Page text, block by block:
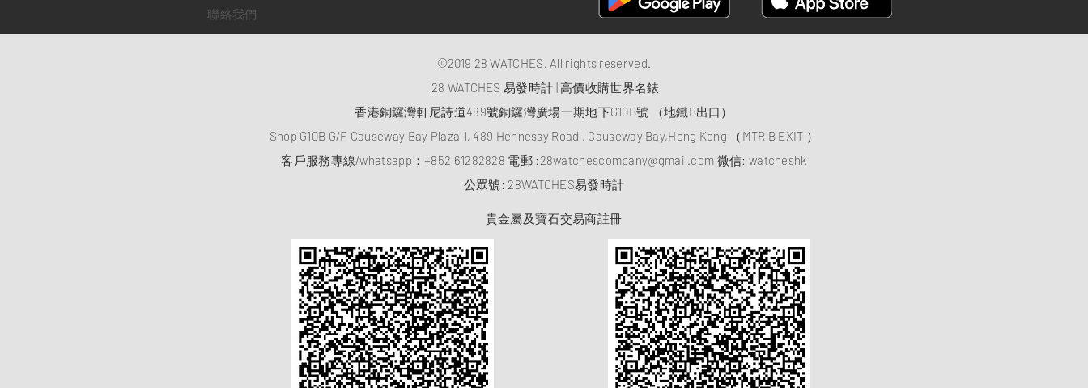
聯絡我們
©2019 28 WATCHES. All rights reserved.
28 WATCHES 易發時計 | 高價收購世界名錶
香港銅鑼灣軒尼詩道489號銅鑼灣廣場一期地下G10B號 （地鐵B出口）
Shop G10B G/F Causeway Bay Plaza 1, 489 Hennessy Road , Causeway Bay,Hong Kong （MTR B EXIT ）
客戶服務專線/whatsapp：+852 61282828 電郵 : 28watchescompany@gmail.com 微信: watcheshk
​公眾號: 28WATCHES易發時計
貴金屬及寶石交易商註冊